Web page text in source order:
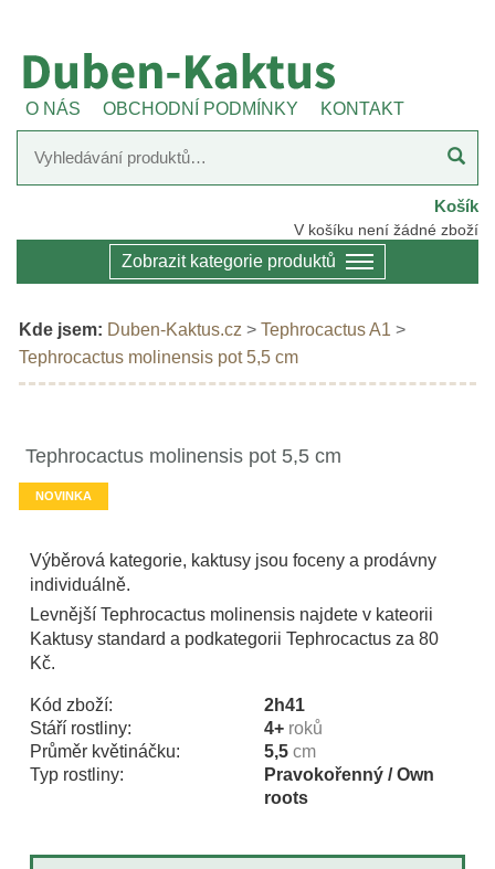
O NÁS OBCHODNÍ PODMÍNKY KONTAKT
Košík
V košíku není žádné zboží
Zobrazit kategorie produktů
Kde jsem: Duben-Kaktus.cz > Tephrocactus A1 >
Tephrocactus molinensis pot 5,5 cm
Tephrocactus molinensis pot 5,5 cm
NOVINKA
Výběrová kategorie, kaktusy jsou foceny a prodávny
individuálně.
Levnější Tephrocactus molinensis najdete v kateorii
Kaktusy standard a podkategorii Tephrocactus za 80
Kč.
Kód zboží:
2h41
Stáří rostliny:
4+ roků
Průměr květináčku:
5,5 cm
Typ rostliny:
Pravokořenný / Own
roots